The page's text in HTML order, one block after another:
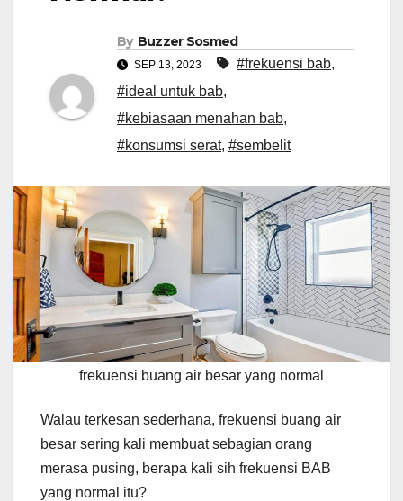
By Buzzer Sosmed
SEP 13, 2023 #frekuensi bab,
#ideal untuk bab,
#kebiasaan menahan bab,
#konsumsi serat, #sembelit
frekuensi buang air besar yang normal
Walau terkesan sederhana, frekuensi buang air
besar sering kali membuat sebagian orang
merasa pusing, berapa kali sih frekuensi BAB
yang normal itu?